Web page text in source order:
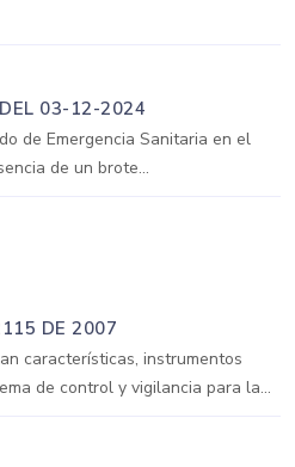
03-12-2024
de Emergencia Sanitaria en el
de un brote...
DE 2007
características, instrumentos
de control y vigilancia para la...